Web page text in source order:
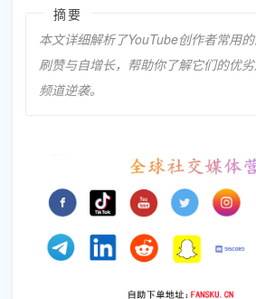
摘要
本文详细解析了YouTube创作者常用
刷赞与自增长，帮助你了解它们的优
频道逆袭。